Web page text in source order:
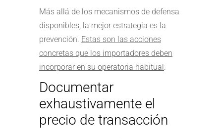
Más allá de los mecanismos de defensa
disponibles, la mejor estrategia es la
prevención. Estas son las acciones
concretas que los importadores deben
incorporar en su operatoria habitual:
Documentar
exhaustivamente el
precio de transacción